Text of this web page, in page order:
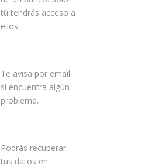
tú tendrás acceso a
ellos.
Te avisa por email
si encuentra algún
problema.
Podrás recuperar
tus datos en